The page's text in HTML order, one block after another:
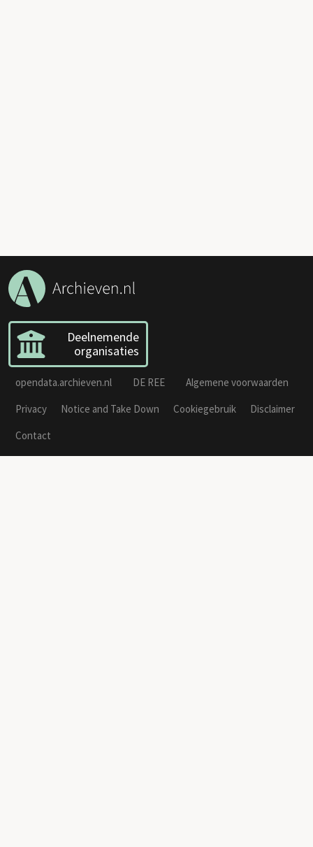
Deelnemende
organisaties
opendata.archieven.nl DE REE
Algemene voorwaarden
Privacy
Notice and Take Down Cookiegebruik
Disclaimer
Contact